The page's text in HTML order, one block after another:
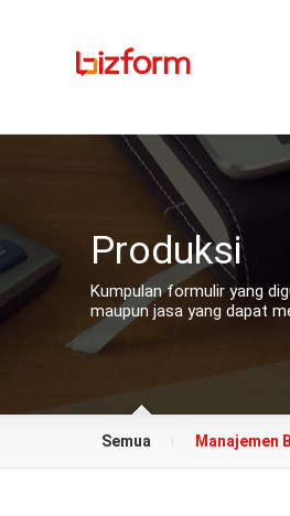
Produksi
Kumpulan formulir yang
maupun jasa yang dapat
Semua Manajemen